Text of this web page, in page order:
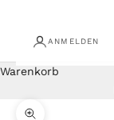
ANMELDEN
Warenkorb